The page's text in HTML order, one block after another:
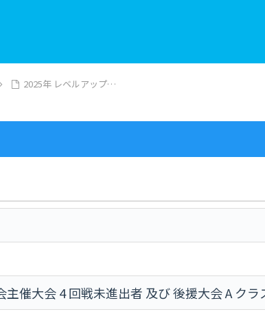
2025年 レベルアップ…
催大会 4 回戦未進出者 及び 後援大会 A ク